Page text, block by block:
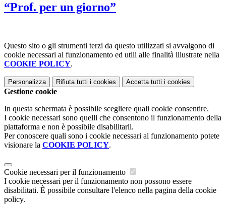
“Prof. per un giorno”
Questo sito o gli strumenti terzi da questo utilizzati si avvalgono di
cookie necessari al funzionamento ed utili alle finalità illustrate nella
COOKIE POLICY.
Personalizza Rifiuta tutti i cookies Accetta tutti i cookies
Gestione cookie
In questa schermata è possibile scegliere quali cookie consentire.
I cookie necessari sono quelli che consentono il funzionamento della
piattaforma e non è possibile disabilitarli.
Per conoscere quali sono i cookie necessari al funzionamento potete
visionare la COOKIE POLICY.
Cookie necessari per il funzionamento
I cookie necessari per il funzionamento non possono essere
disabilitati. È possibile consultare l'elenco nella pagina della cookie
policy.